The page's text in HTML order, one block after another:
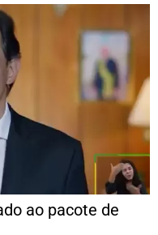
ao pacote de